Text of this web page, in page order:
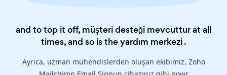
and to top it off, müşteri desteği mevcuttur at all
times, and so is theyardım merkezi.
Ayrıca, uzman mühendislerden oluşan ekibimiz, Zoho